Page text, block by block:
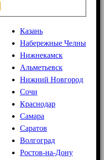
Казань
Набережные Челны
Нижнекамск
Альметьевск
Нижний Новгород
Сочи
Краснодар
Самара
Саратов
Волгоград
Ростов-на-Дону